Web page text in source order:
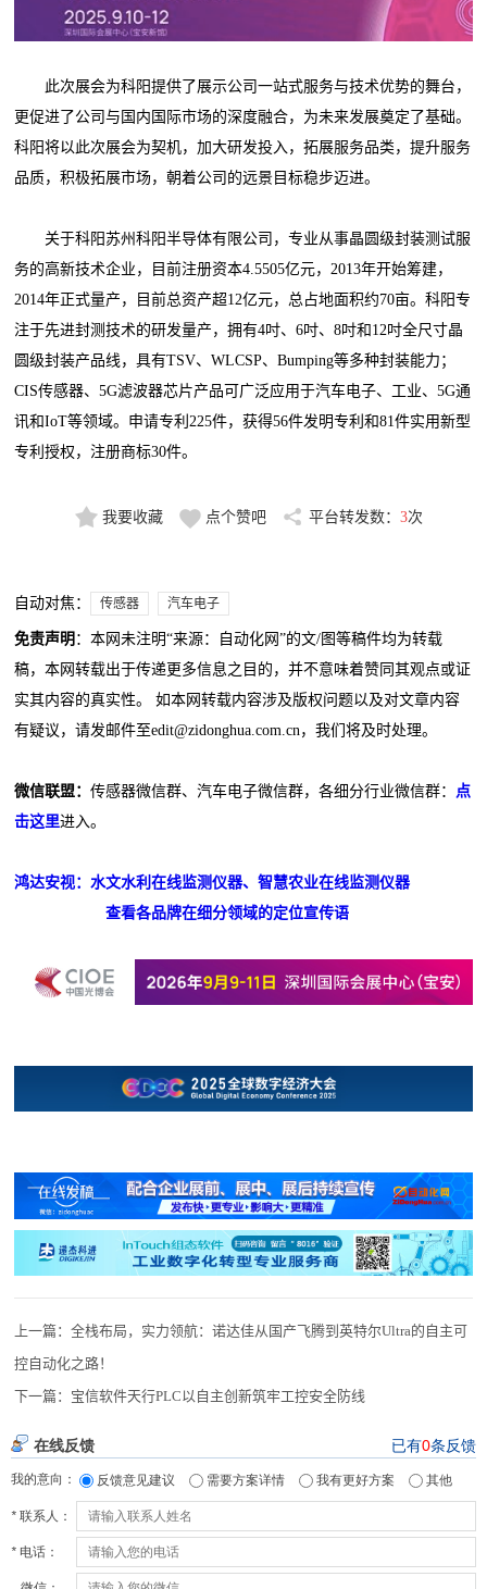
此次展会为科阳提供了展示公司一站式服务与技术优势的舞台，
更促进了公司与国内国际市场的深度融合，为未来发展奠定了基础。
科阳将以此次展会为契机，加大研发投入，拓展服务品类，提升服务
品质，积极拓展市场，朝着公司的远景目标稳步迈进。
关于科阳苏州科阳半导体有限公司，专业从事晶圆级封装测试服
务的高新技术企业，目前注册资本4.5505亿元，2013年开始筹建，
2014年正式量产，目前总资产超12亿元，总占地面积约70亩。科阳专
注于先进封测技术的研发量产，拥有4吋、6吋、8吋和12吋全尺寸晶
圆级封装产品线，具有TSV、WLCSP、Bumping等多种封装能力；
CIS传感器、5G滤波器芯片产品可广泛应用于汽车电子、工业、5G通
讯和IoT等领域。申请专利225件，获得56件发明专利和81件实用新型
专利授权，注册商标30件。
我要收藏 点个赞吧 平台转发数： 3次
自动对焦： 传感器 汽车电子
免责声明 ：本网未注明“来源：自动化网”的文/图等稿件均为转载
稿，本网转载出于传递更多信息之目的，并不意味着赞同其观点或证
实其内容的真实性。 如本网转载内容涉及版权问题以及对文章内容
有疑议，请发邮件至edit@zidonghua.com.cn，我们将及时处理。
微信联盟：传感器微信群、汽车电子微信群，各细分行业微信群： 点
击这里进入。
鸿达安视：水文水利在线监测仪器、智慧农业在线监测仪器
查看各品牌在细分领域的定位宣传语
上一篇：全栈布局，实力领航：诺达佳从国产飞腾到英特尔Ultra的自主可
控自动化之路！
下一篇： 宝信软件天行PLC以自主创新筑牢工控安全防线